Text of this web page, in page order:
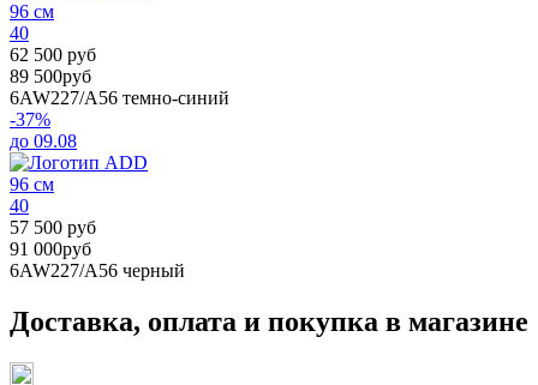
96 см
40
62 500 руб
89 500руб
6AW227/A56 темно-синий
-37%
до 09.08
96 см
40
57 500 руб
91 000руб
6AW227/A56 черный
Доставка, оплата и покупка в магазине